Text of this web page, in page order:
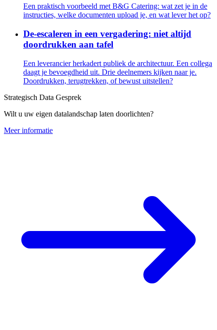
Een praktisch voorbeeld met B&G Catering: wat zet je in de
instructies, welke documenten upload je, en wat lever het op?
De-escaleren in een vergadering: niet altijd
doordrukken aan tafel
Een leverancier herkadert publiek de architectuur. Een collega
daagt je bevoegdheid uit. Drie deelnemers kijken naar je.
Doordrukken, terugtrekken, of bewust uitstellen?
Strategisch Data Gesprek
Wilt u uw eigen datalandschap laten doorlichten?
Meer informatie